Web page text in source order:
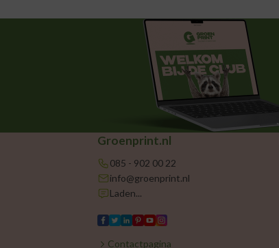
Groenprint.nl
085 - 902 00 22
info@groenprint.nl
Laden...
Contactpagina